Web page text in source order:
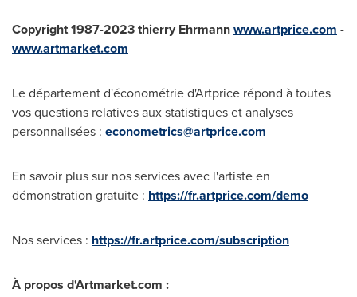
Copyright 1987-2023 thierry Ehrmannwww.artprice.com -
www.artmarket.com
Le département d'économétrie d'Artprice répond à toutes
vos questions relatives aux statistiques et analyses
personnalisées : econometrics@artprice.com
En savoir plus sur nos services avec l'artiste en
démonstration gratuite : https://fr.artprice.com/demo
Nos services : https://fr.artprice.com/subscription
À propos d'Artmarket.com :